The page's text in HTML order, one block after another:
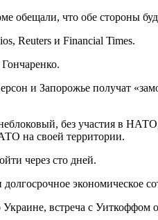
обещали, что обе стороны
Reuters и Financial Times.
и Запорожье получат
без участия в
на своей территории.
через сто дней.
экономическое
встреча с Уиткоффом